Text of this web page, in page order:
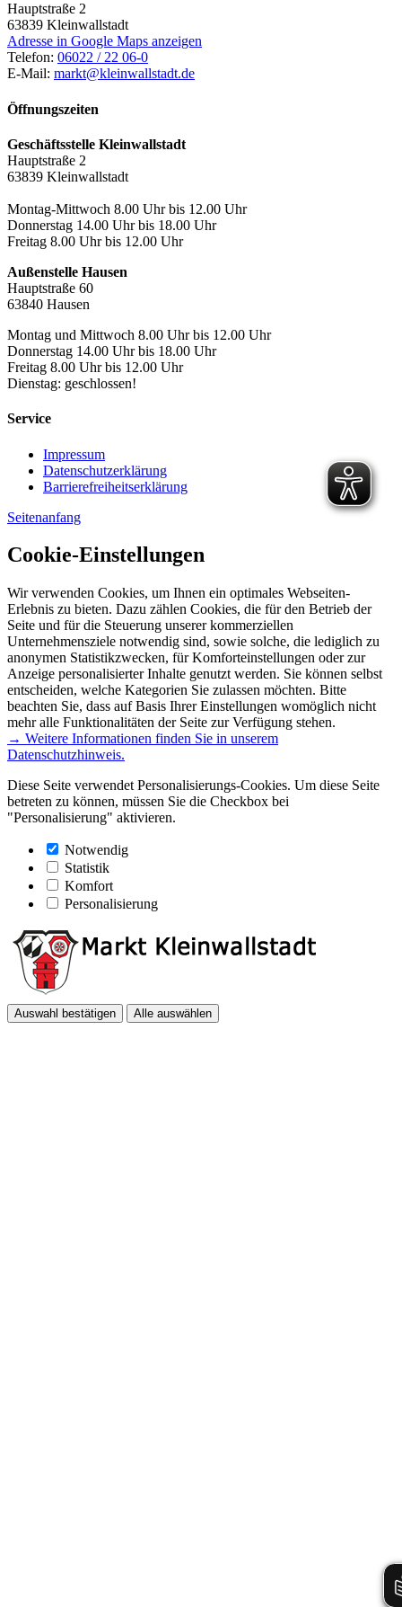
Hauptstraße 2
63839 Kleinwallstadt
Adresse in Google Maps anzeigen
Telefon: 06022 / 22 06-0
E-Mail: markt@kleinwallstadt.de
Öffnungszeiten
Geschäftsstelle Kleinwallstadt
Hauptstraße 2
63839 Kleinwallstadt
Montag-Mittwoch 8.00 Uhr bis 12.00 Uhr
Donnerstag 14.00 Uhr bis 18.00 Uhr
Freitag 8.00 Uhr bis 12.00 Uhr
Außenstelle Hausen
Hauptstraße 60
63840 Hausen
Montag und Mittwoch 8.00 Uhr bis 12.00 Uhr
Donnerstag 14.00 Uhr bis 18.00 Uhr
Freitag 8.00 Uhr bis 12.00 Uhr
Dienstag: geschlossen!
Service
Impressum
Datenschutzerklärung
Barrierefreiheitserklärung
Seitenanfang
Cookie-Einstellungen
Wir verwenden Cookies, um Ihnen ein optimales Webseiten-
Erlebnis zu bieten. Dazu zählen Cookies, die für den Betrieb der
Seite und für die Steuerung unserer kommerziellen
Unternehmensziele notwendig sind, sowie solche, die lediglich zu
anonymen Statistikzwecken, für Komforteinstellungen oder zur
Anzeige personalisierter Inhalte genutzt werden. Sie können selbst
entscheiden, welche Kategorien Sie zulassen möchten. Bitte
beachten Sie, dass auf Basis Ihrer Einstellungen womöglich nicht
mehr alle Funktionalitäten der Seite zur Verfügung stehen.
→ Weitere Informationen finden Sie in unserem
Datenschutzhinweis.
Diese Seite verwendet Personalisierungs-Cookies. Um diese Seite
betreten zu können, müssen Sie die Checkbox bei
"Personalisierung" aktivieren.
Notwendig
Statistik
Komfort
Personalisierung
Auswahl bestätigen Alle auswählen